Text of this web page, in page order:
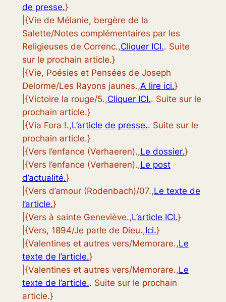
de presse.}
|{Vie de Mélanie, bergère de la
Salette/Notes complémentaires par les
Religieuses de Correnc.,Cliquer ICI.. Suite
sur le prochain article.}
|{Vie, Poésies et Pensées de Joseph
Delorme/Les Rayons jaunes.,A lire ici.}
|{Victoire la rouge/5.,Cliquer ICI.. Suite sur le
prochain article.}
|{Via Fora !.,L’article de presse.. Suite sur le
prochain article.}
|{Vers l’enfance (Verhaeren).,Le dossier.}
|{Vers l’enfance (Verhaeren).,Le post
d’actualité.}
|{Vers d’amour (Rodenbach)/07.,Le texte de
l’article.}
|{Vers à sainte Geneviève.,L’article ICI.}
|{Vers, 1894/Je parle de Dieu.,Ici.}
|{Valentines et autres vers/Memorare.,Le
texte de l’article.}
|{Valentines et autres vers/Memorare.,Le
texte de l’article.. Suite sur le prochain
article.}